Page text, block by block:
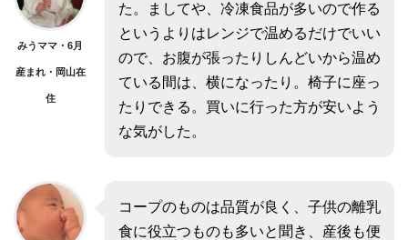
みうママ・6月
産まれ・岡山在
住
た。ましてや、冷凍食品が多いので作る
というよりはレンジで温めるだけでいい
ので、お腹が張ったりしんどいから温め
ている間は、横になったり。椅子に座っ
たりできる。買いに行った方が安いよう
な気がした。
コープのものは品質が良く、子供の離乳
食に役立つものも多いと聞き、産後も便